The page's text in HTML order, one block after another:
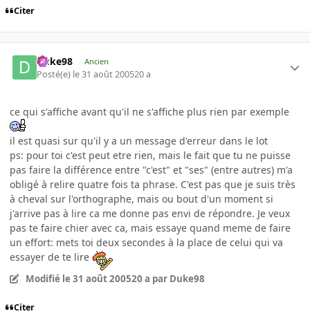
Citer
Duke98 Ancien
Posté(e) le 31 août 200520 a
ce qui s'affiche avant qu'il ne s'affiche plus rien par exemple
il est quasi sur qu'il y a un message d'erreur dans le lot
ps: pour toi c'est peut etre rien, mais le fait que tu ne puisse
pas faire la différence entre "c'est" et "ses" (entre autres) m'a
obligé à relire quatre fois ta phrase. C'est pas que je suis très
à cheval sur l'orthographe, mais ou bout d'un moment si
j'arrive pas à lire ca me donne pas envi de répondre. Je veux
pas te faire chier avec ca, mais essaye quand meme de faire
un effort: mets toi deux secondes à la place de celui qui va
essayer de te lire
Modifié le 31 août 200520 a par Duke98
Citer